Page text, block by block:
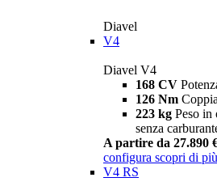
Diavel
V4
Diavel V4
168 CV
126 Nm Coppia
223 kg Peso in
senza
A partire da 27.890
configura scopri di più
V4 RS